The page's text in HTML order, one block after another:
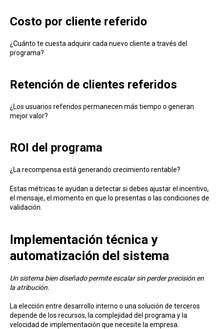
Costo por cliente referido
¿Cuánto te cuesta adquirir cada nuevo cliente a través del
programa?
Retención de clientes referidos
¿Los usuarios referidos permanecen más tiempo o generan
mejor valor?
ROI del programa
¿La recompensa está generando crecimiento rentable?
Estas métricas te ayudan a detectar si debes ajustar el incentivo,
el mensaje, el momento en que lo presentas o las condiciones de
validación.
Implementa ción técnica y
automatización del sistema
Un sistema bien diseñado permite escalar sin perder precisión en
la atribución.
La elección entre desarrollo interno o una solución de terceros
depende de los recursos, la complejidad del programa y la
velocidad de implementación que necesite la empresa.